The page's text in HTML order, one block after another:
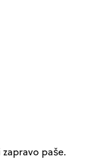
paše.